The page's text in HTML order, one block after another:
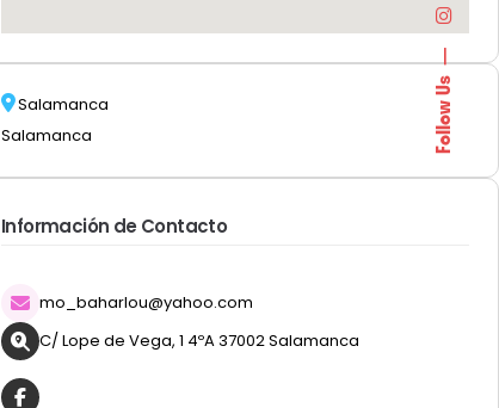
Follow Us
Salamanca
Salamanca
Información de Contacto
mo_baharlou@yahoo.com
C/ Lope de Vega, 1 4ºA 37002 Salamanca